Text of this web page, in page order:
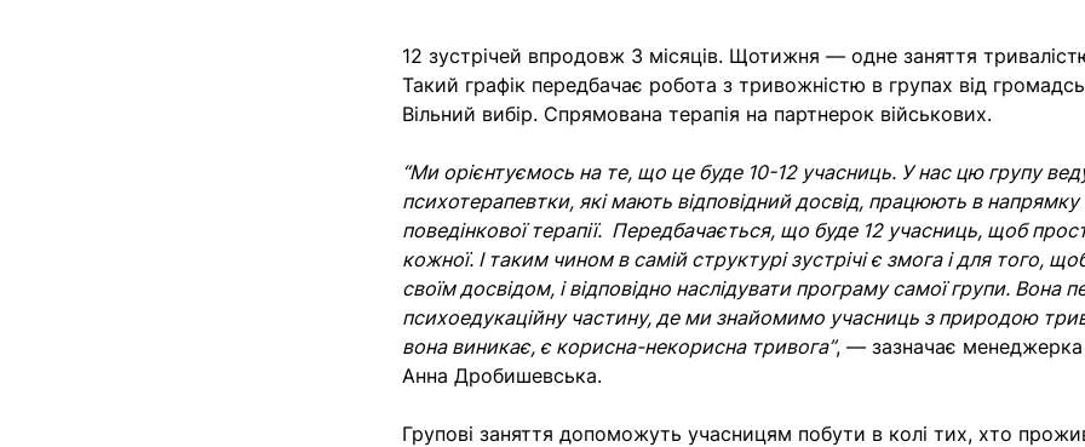
12 зустрічей впродовж 3 місяців. Щотижня — одне заняття
Такий графік передбачає робота з тривожністю в групах від
Вільний вибір. Спрямована терапія на партнерок військових.
“Ми орієнтуємось на те, що це буде 10-12 учасниць. У нас цю групу
психотерапевтки, які мають відповідний досвід, працюють в напрямку
поведінкової терапії. Передбачається, що буде 12 учасниць, щоб
кожної. І таким чином в самій структурі зустрічі є змога і для того,
своїм досвідом, і відповідно наслідувати програму самої групи. Вона
психоедукаційну частину, де ми знайомимо учасниць з природою
вона виникає, є корисна-некорисна тривога”, — зазначає менеджерка
Анна Дробишевська.
Групові заняття допоможуть учасницям побути в колі тих, хто